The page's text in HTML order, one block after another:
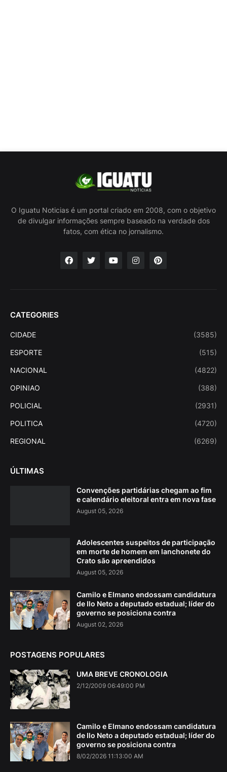
O Iguatu Noticias é um portal criado em 2008, com o objetivo
de divulgar informações sempre baseado na verdade dos
fatos, com ética no jornalismo.
CATEGORIES
CIDADE (3585)
ESPORTE (515)
NACIONAL (4822)
OPINIAO (388)
POLICIAL (2931)
POLITICA (4720)
REGIONAL (6269)
ÚLTIMAS
Convenções partidárias chegam ao fim
e calendário eleitoral entra em nova fase
August 05, 2026
Adolescentes suspeitos de participação
em morte de homem em lanchonete do
Crato são apreendidos
August 05, 2026
Camilo e Elmano endossam candidatura
de Ilo Neto a deputado estadual; líder do
governo se posiciona contra
August 02, 2026
POSTAGENS POPULARES
UMA BREVE CRONOLOGIA
2/12/2009 06:49:00 PM
Camilo e Elmano endossam candidatura
de Ilo Neto a deputado estadual; líder do
governo se posiciona contra
8/02/2026 11:13:00 AM